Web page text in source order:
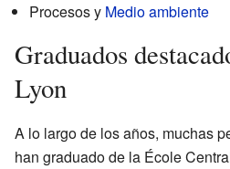
Procesos y Medio ambiente
Graduados
Lyon
A lo largo de los años, muchas
han graduado de la École